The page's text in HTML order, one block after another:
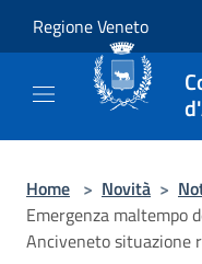
Regione Veneto
Home > Novità >
Emergenza maltempo
Anciveneto situazione